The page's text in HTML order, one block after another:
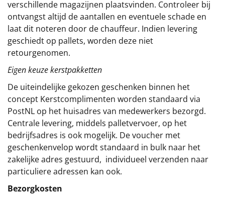
verschillende magazijnen plaatsvinden. Controleer bij
ontvangst altijd de aantallen en eventuele schade en
laat dit noteren door de chauffeur. Indien levering
geschiedt op pallets, worden deze niet
retourgenomen.
Eigen keuze kerstpakketten
De uiteindelijke gekozen geschenken binnen het
concept Kerstcomplimenten worden standaard via
PostNL op het huisadres van medewerkers bezorgd.
Centrale levering, middels palletvervoer, op het
bedrijfsadres is ook mogelijk. De voucher met
geschenkenvelop wordt standaard in bulk naar het
zakelijke adres gestuurd, individueel verzenden naar
particuliere adressen kan ook.
Bezorgkosten